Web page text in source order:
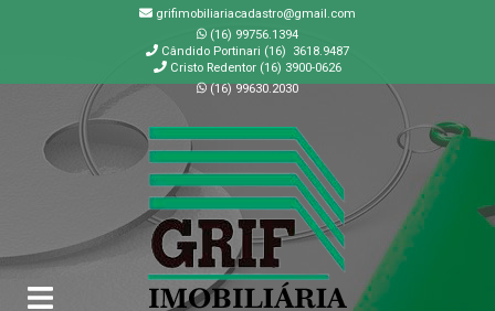
grifimobiliariacadastro@gmail.com
(16) 99756.1394
Cândido Portinari (16) 3618.9487
Cristo Redentor (16) 3900-0626
(16) 99630.2030